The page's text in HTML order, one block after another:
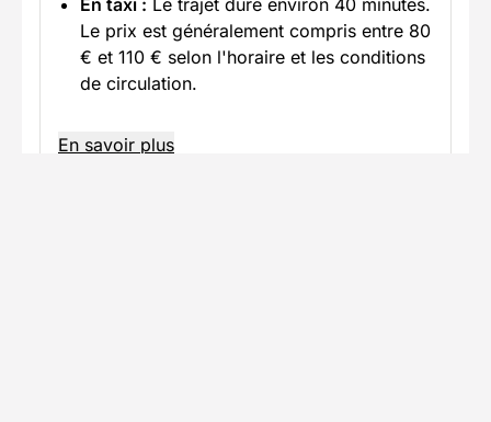
Le prix est généralement compris entre 80
€ et 110 € selon l'horaire et les conditions
de circulation.
En savoir plus